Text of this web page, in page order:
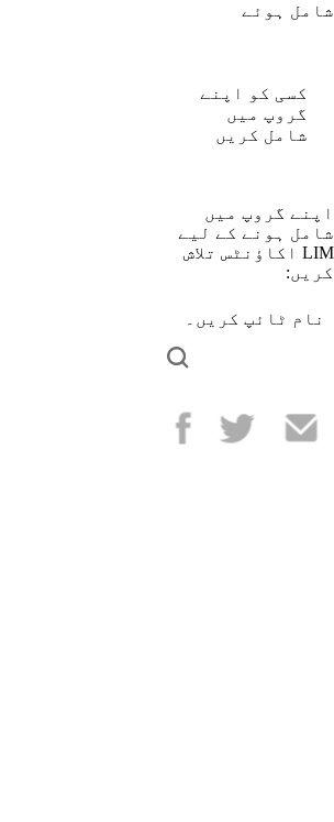
شامل ہوئے
کسی کو اپنے
گروپ میں
شامل کریں
اپنے گروپ میں
شامل ہونے کے لیے
LIM اکاؤنٹس تلاش
کریں:
نام ٹائپ کریں۔